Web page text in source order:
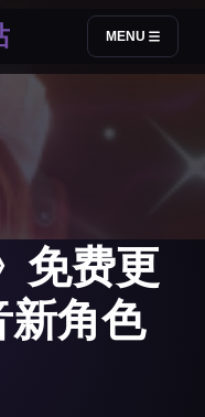
MENU
免费更
角色